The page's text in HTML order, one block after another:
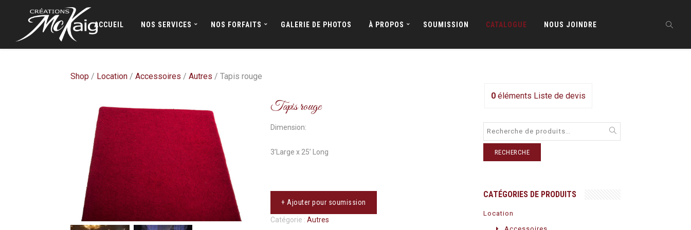
ACCUEIL NOS SERVICES NOS FORFAITS GALERIE DE PHOTOS À PROPOS SOUMISSION CATALOGUE NOUS JOINDRE
Shop / Location / Accessoires / Autres / Tapis rouge
Tapis rouge
Dimension:
3’Large x 25’ Long
+ Ajouter pour soumission
Catégorie :Autres
0éléments Liste de devis
RECHERCHE
CATÉGORIES DE PRODUITS
Location